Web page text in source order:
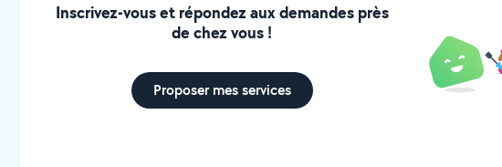
Inscrivez-vous et répondez aux demandes près
de chez vous !
Proposer mes services